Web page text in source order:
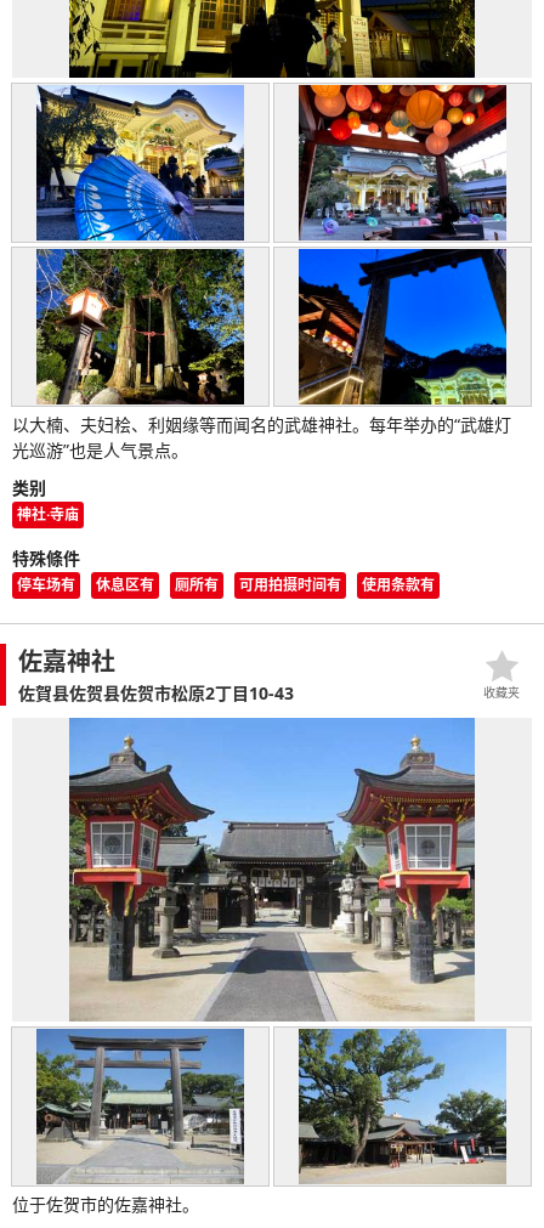
以大楠、夫妇桧、利姻缘等而闻名的武雄神社。每年举办的“武雄灯
光巡游”也是人气景点。
类别
神社·寺庙
特殊條件
停车场有 休息区有 厕所有 可用拍摄时间有 使用条款有
佐嘉神社
佐賀县佐贺县佐贺市松原2丁目10-43
位于佐贺市的佐嘉神社。
收藏夹